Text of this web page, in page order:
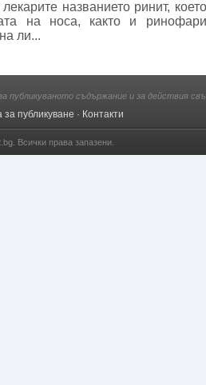
названието ринит,
на носа, както и
ли...
публикуваното съдържание и за действия
за публикуване · Контакти
. Всички права запазени.